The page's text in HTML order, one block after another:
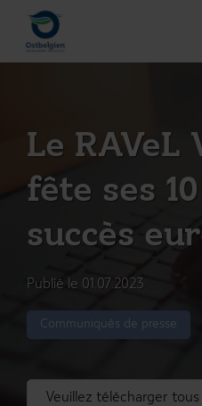
Le RAVeL
fête ses
succès
Publié le 01.07.2023
Communiqués de presse
Veuillez télécharger